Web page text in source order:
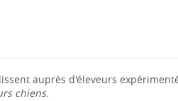
auprès d'éleveurs
chiens.